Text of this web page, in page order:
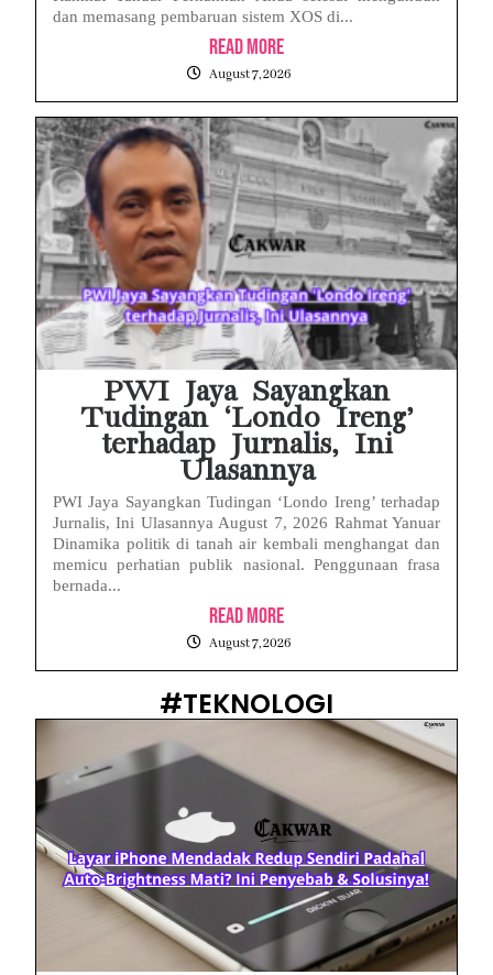
dan memasang pembaruan sistem XOS di...
Read More
August 7, 2026
PWI Jaya Sayangkan
Tudingan ‘Londo Ireng’
terhadap Jurnalis, Ini
Ulasannya
PWI Jaya Sayangkan Tudingan ‘Londo Ireng’ terhadap
Jurnalis, Ini Ulasannya August 7, 2026 Rahmat Yanuar
Dinamika politik di tanah air kembali menghangat dan
memicu perhatian publik nasional. Penggunaan frasa
bernada...
Read More
August 7, 2026
#TEKNOLOGI